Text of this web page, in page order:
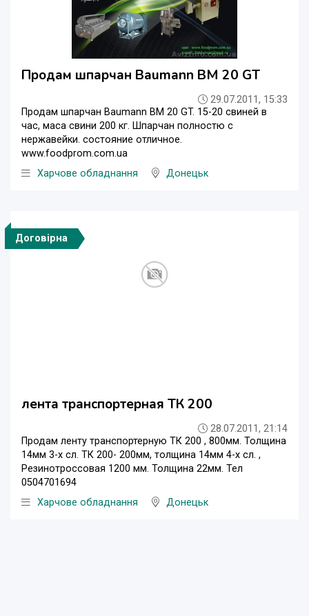
Продам шпарчан Baumann BM 20 GT
29.07.2011, 15:33
Продам шпарчан Baumann BM 20 GT. 15-20 свиней в
час, маса свини 200 кг. Шпарчан полностю с
нержавейки. состояние отличное.
www.foodprom.com.ua
Харчове обладнання
Донецьк
Договірна
лента транспортерная ТК 200
28.07.2011, 21:14
Продам ленту транспортерную ТК 200 , 800мм. Толщина
14мм 3-х сл. ТК 200- 200мм, толщина 14мм 4-х сл. ,
Резинотроссовая 1200 мм. Толщина 22мм. Тел
0504701694
Харчове обладнання
Донецьк